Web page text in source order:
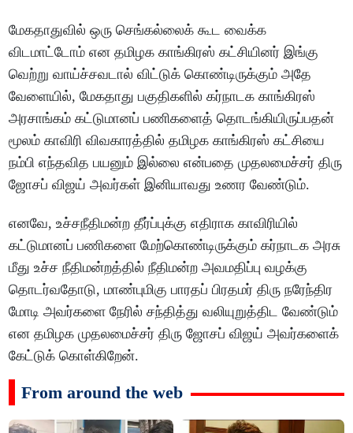
மேகதாதுவில் ஒரு செங்கல்லைக் கூட வைக்க
விடமாட்டோம் என தமிழக காங்கிரஸ் கட்சியினர் இங்கு
வெற்று வாய்ச்சவடால் விட்டுக் கொண்டிருக்கும் அதே
வேளையில், மேகதாது பகுதிகளில் கர்நாடக காங்கிரஸ்
அரசாங்கம் கட்டுமானப் பணிகளைத் தொடங்கியிருப்பதன்
மூலம் காவிரி விவகாரத்தில் தமிழக காங்கிரஸ் கட்சியை
நம்பி எந்தவித பயனும் இல்லை என்பதை முதலமைச்சர் திரு
ஜோசப் விஜய் அவர்கள் இனியாவது உணர வேண்டும்.
எனவே, உச்சநீதிமன்ற தீர்ப்புக்கு எதிராக காவிரியில்
கட்டுமானப் பணிகளை மேற்கொண்டிருக்கும் கர்நாடக அரசு
மீது உச்ச நீதிமன்றத்தில் நீதிமன்ற அவமதிப்பு வழக்கு
தொடர்வதோடு, மாண்புமிகு பாரதப் பிரதமர் திரு நரேந்திர
மோடி அவர்களை நேரில் சந்தித்து வலியுறுத்திட வேண்டும்
என தமிழக முதலமைச்சர் திரு ஜோசப் விஜய் அவர்களைக்
கேட்டுக் கொள்கிறேன்.
From around the web